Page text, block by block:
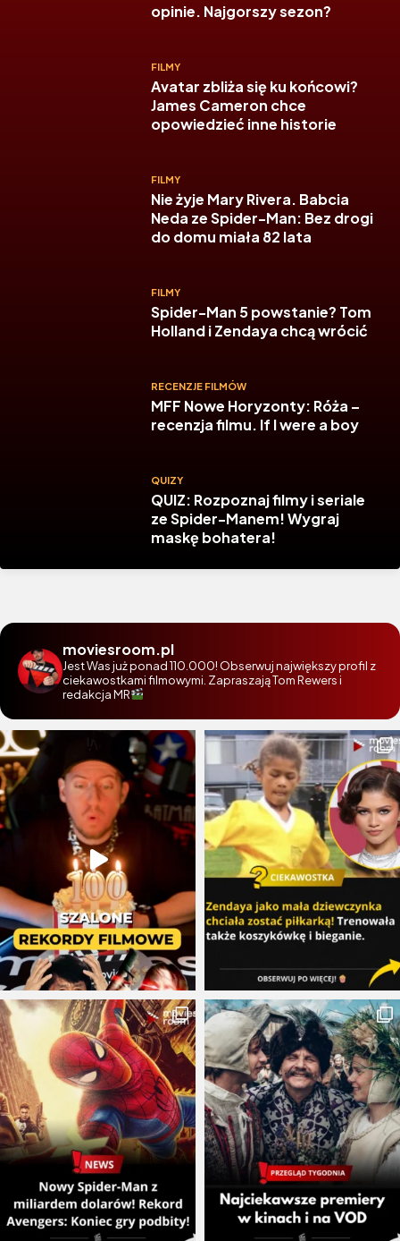
opinie. Najgorszy sezon?
FILMY
Avatar zbliża się ku końcowi?
James Cameron chce
opowiedzieć inne historie
FILMY
Nie żyje Mary Rivera. Babcia
Neda ze Spider-Man: Bez drogi
do domu miała 82 lata
FILMY
Spider-Man 5 powstanie? Tom
Holland i Zendaya chcą wrócić
RECENZJE FILMÓW
MFF Nowe Horyzonty: Róża –
recenzja filmu. If I were a boy
QUIZY
QUIZ: Rozpoznaj filmy i seriale
ze Spider-Manem! Wygraj
maskę bohatera!
moviesroom.pl
Jest Was już ponad 110.000! Obserwuj największy profil z
ciekawostkami filmowymi. Zapraszają Tom Rewers i
redakcja MR